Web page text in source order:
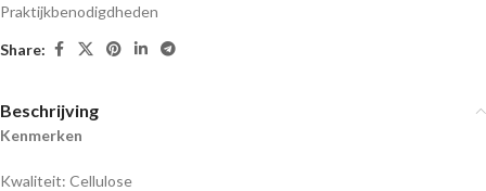
Praktijkbenodigdheden
Share:
Beschrijving
Kenmerken
Kwaliteit: Cellulose